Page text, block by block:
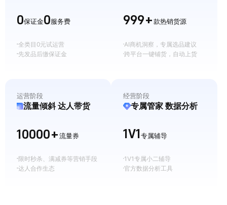
0保证金0服务费
全类目0元试运营
先发品后缴保证金
999+款热销货源
AI商机洞察，专属选品建议
跨平台一键铺货，自动上货
运营阶段
流量倾斜 达人带货
10000+流量券
限时秒杀、满减券等营销手段
达人合作生态
经营阶段
专属管家 数据分析
1V1专属辅导
1V1专属小二辅导
官方数据分析工具